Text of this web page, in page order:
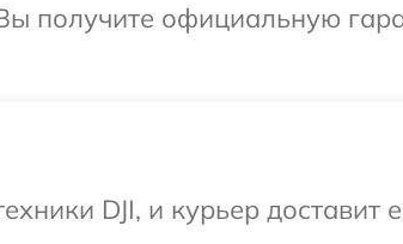
получите официальную
DJI, и курьер доставит